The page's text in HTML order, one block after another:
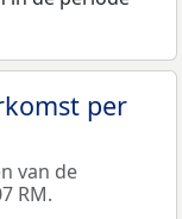
per
van de
RM.